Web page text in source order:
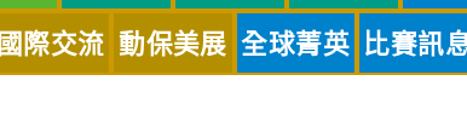
國際交流 動保美展 全球菁英 比賽訊